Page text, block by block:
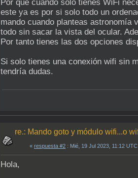
Por que cuando solo tienes WiFi
este ya es por si solo todo un
mando cuando planteas astronomía
todo sin sacar la vista del ocular.
Por tanto tienes las dos opciones
Si solo tienes una conexión wifi sin
tendría dudas.
re.: Mando goto y módulo wifi...o
« respuesta #2 : Mié, 19 Jul 2023, 11:12
Hola,